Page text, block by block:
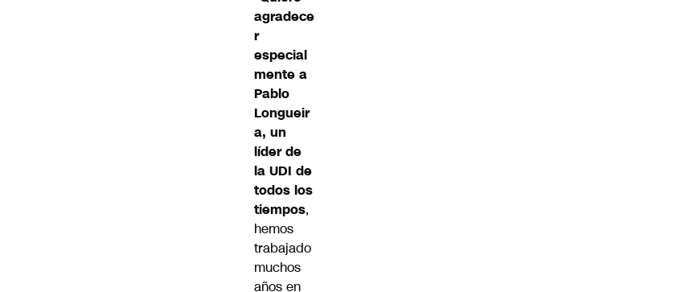
agradece
r
especial
mente a
Pablo
Longueir
a, un
líder de
la UDI de
todos los
tiempos,
hemos
trabajado
muchos
años en